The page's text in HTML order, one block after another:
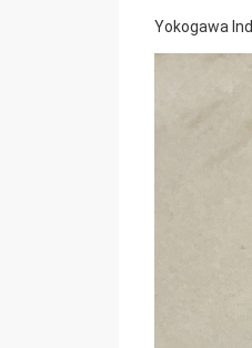
Yokogawa